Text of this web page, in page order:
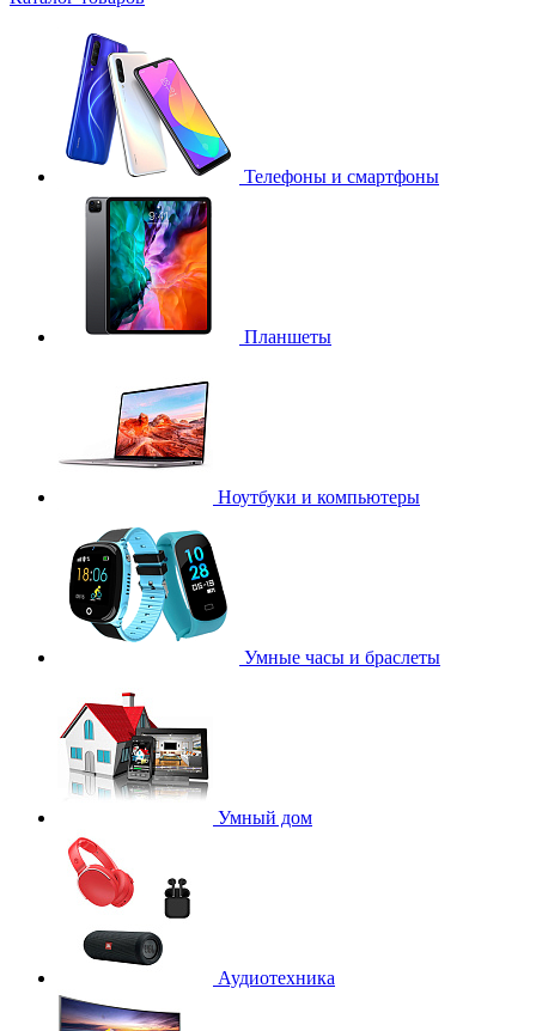
Телефоны и смартфоны
Планшеты
Ноутбуки и компьютеры
Умные часы и браслеты
Умный дом
Аудиотехника